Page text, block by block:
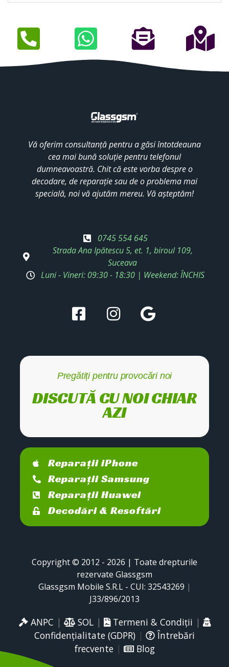
Vă oferim consultanță pentru a găsi întotdeauna
cea mai bună soluție pentru telefonul
dumneavoastră. Chit că este vorba despre o
decodare, de reparație sau de o problema mai
specială, noi vă ajutăm mereu. Vă așteptăm!
0745 554 645
Strada Ana Ipătescu 5, et. 1, biroul 109,
Suceava
Luni - Vineri: 09:30 - 18:30 | Weekend: ÎNCHIS
Pregătiți pentru provocări noi
DISCUTĂ CU NOI CHIAR
AZI
Reparații iPhone
Reparații Samsung
Reparații Huawei
Decodări & Resoftări
Copyright © 2012 - 2026 | Toate drepturile
rezervate Glassgsm
Glassgsm Mobile S.R.L - CUI: 32543269 |
J33/896/2013
ANPC | SOL| Termeni & Condiții |
Confidențialitate (GDPR) |
Întrebări
frecvente| Blog